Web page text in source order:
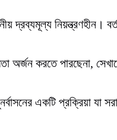
দ্রব্যমূল্য নিয়ন্ত্রণহীন।
করতে পারছেনা,
একটি প্রক্রিয়া যা